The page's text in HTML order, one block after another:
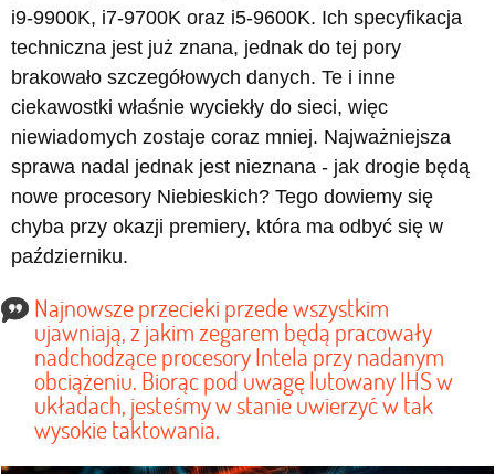
i9-9900K, i7-9700K oraz i5-9600K. Ich specyfikacja
techniczna jest już znana, jednak do tej pory
brakowało szczegółowych danych. Te i inne
ciekawostki właśnie wyciekły do sieci, więc
niewiadomych zostaje coraz mniej. Najważniejsza
sprawa nadal jednak jest nieznana - jak drogie będą
nowe procesory Niebieskich? Tego dowiemy się
chyba przy okazji premiery, która ma odbyć się w
październiku.
Najnowsze przecieki przede wszystkim
ujawniają, z jakim zegarem będą pracowały
nadchodzące procesory Intela przy nadanym
obciążeniu. Biorąc pod uwagę lutowany IHS w
układach, jesteśmy w stanie uwierzyć w tak
wysokie taktowania.